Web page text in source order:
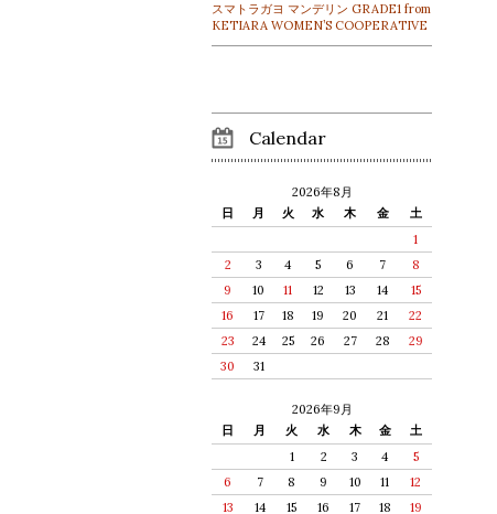
スマトラガヨ マンデリン GRADE1 from
KETIARA WOMEN’S COOPERATIVE
Calendar
2026年8月
日
月 火 水 木 金
土
1
2
3 4 5 6 7
8
9
10 11 12 13 14
15
16
17 18 19 20 21
22
23
24 25 26 27 28
29
30
31
2026年9月
日
月 火 水 木 金
土
1
2 3 4
5
6
7 8 9 10 11
12
13
14 15 16 17 18
19